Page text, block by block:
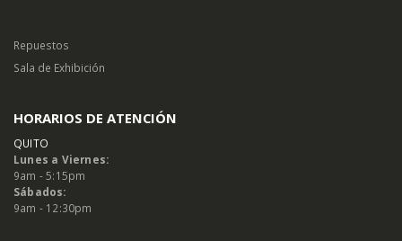
Repuestos
Sala de Exhibición
HORARIOS DE ATENCIÓN
QUITO
Lunes a Viernes:
9am - 5:15pm
Sábados:
9am - 12:30pm